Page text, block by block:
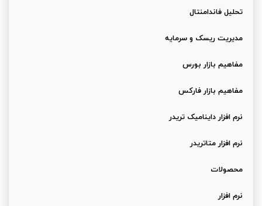
تحلیل فاندامنتال
مدیریت ریسک و سرمایه
مفاهیم بازار بورس
مفاهیم بازار فارکس
نرم افزار داینامیک تریدر
نرم افزار متاتریدر
محصولات
نرم افزار